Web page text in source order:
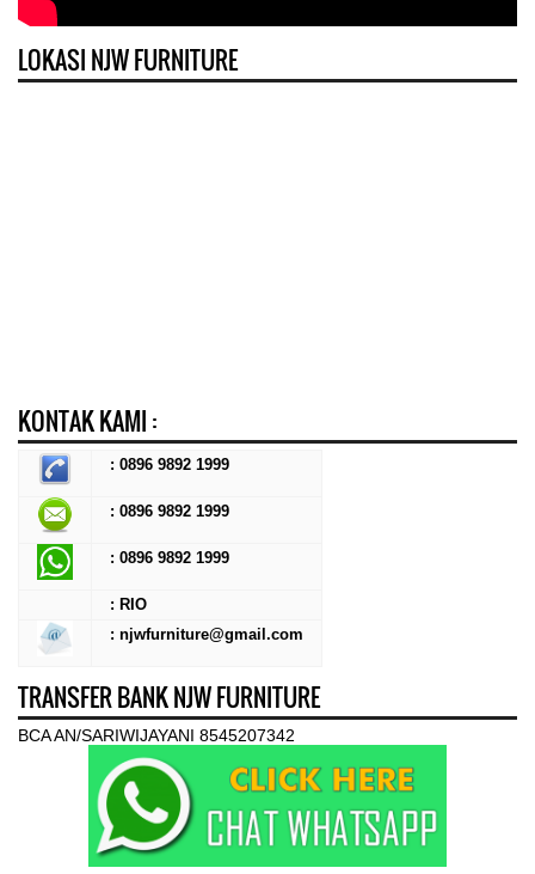
LOKASI NJW FURNITURE
KONTAK KAMI :
: 0896 9892 1999
: 0896 9892 1999
: 0896 9892 1999
: RIO
: njwfurniture@gmail.com
TRANSFER BANK NJW FURNITURE
BCA AN/SARIWIJAYANI 8545207342